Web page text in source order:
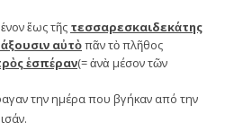
ἕως τῆς τεσσαρεσκαιδεκάτης
αὐτὸπᾶν τὸ πλῆθος
ἑσπέραν(= ἀνὰ μέσον τῶν
την ημέρα που βγήκαν από την